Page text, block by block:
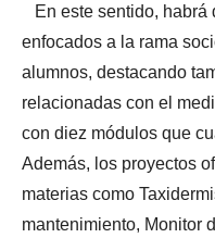
En este sentido, habrá
enfocados a la rama
alumnos, destacando
relacionadas con el
con diez módulos que
Además, los proyectos
materias como
mantenimiento, Monitor